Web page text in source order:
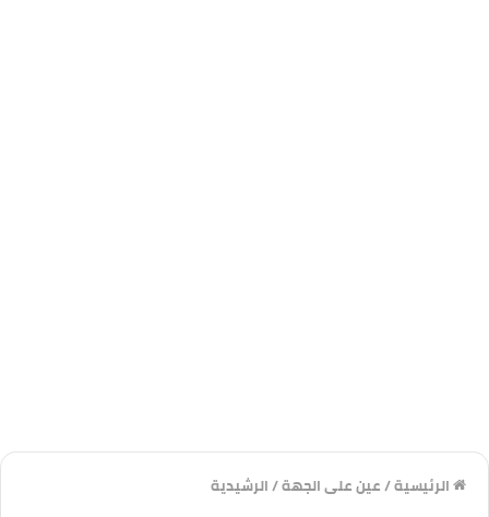
الرئيسية/عين على الجهة/الرشيدية